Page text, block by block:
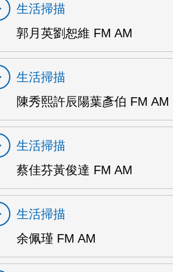
生活掃描
郭月英劉恕維 FM AM
生活掃描
陳秀熙許辰陽葉彥伯 FM AM
生活掃描
蔡佳芬黃俊達 FM AM
生活掃描
余佩瑾 FM AM